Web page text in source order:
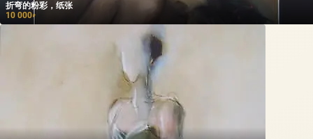
折弯的粉彩，纸张
10 000₽